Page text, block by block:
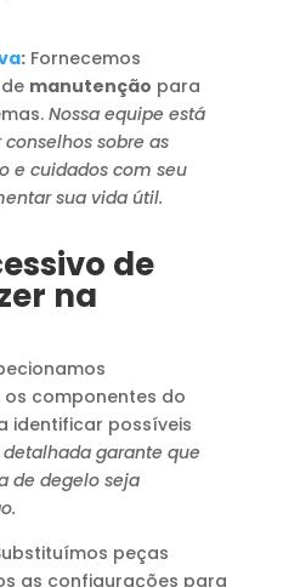
:Fornecemos
manutenção para
Nossa equipe está
sobre as
e cuidados com seu
sua vida útil.
de
na
componentes do
identificar possíveis
garante que
de degelo seja
peças
as configurações para